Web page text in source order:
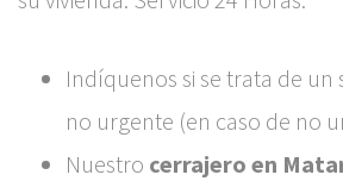
Indíquenos si se trata de un
no urgente (en caso de no
Nuestro cerrajero en